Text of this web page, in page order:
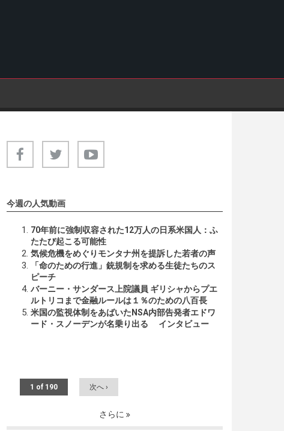
今週の人気動画
70年前に強制収容された12万人の日系米国人：ふ
たたび起こる可能性
気候危機をめぐりモンタナ州を提訴した若者の声
「命のための行進」銃規制を求める生徒たちのス
ピーチ
バーニー・サンダース上院議員 ギリシャからプエ
ルトリコまで金融ルールは１％のための八百長
米国の監視体制をあばいたNSA内部告発者エドワ
ード・スノーデンが名乗り出る インタビュー
1 of 190 次へ ›
さらに